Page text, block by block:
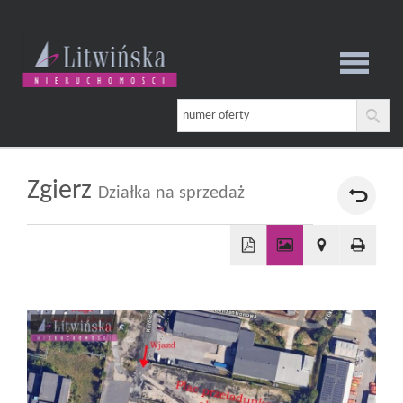
Strona
główna
O
firmie
Oferta
Zgierz Działka na sprzedaż
−